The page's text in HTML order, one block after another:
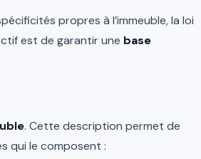
propres à l’immeuble, la loi
est de garantir une base
. Cette description permet de
qui le composent :